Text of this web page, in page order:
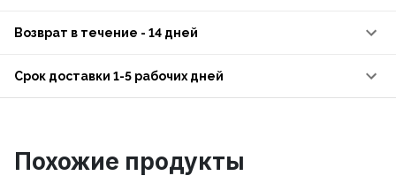
Возврат в течение - 14 дней
Срок доставки 1-5 рабочих дней
Похожие продукты